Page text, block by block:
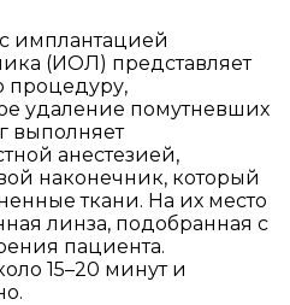
имплантацией
(ИОЛ) представляет
процедуру,
удаление помутневших
выполняет
анестезией,
наконечник, который
ткани. На их место
линза, подобранная с
пациента.
15–20 минут и